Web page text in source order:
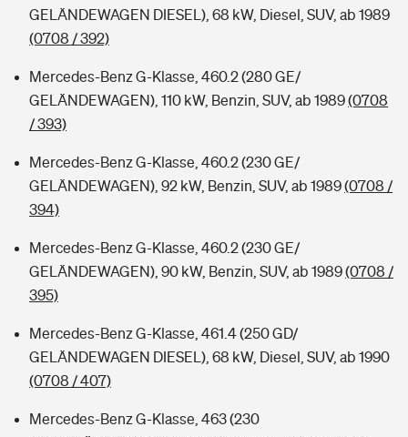
Sie haben Fragen?
GELÄNDEWAGEN DIESEL), 68 kW, Diesel, SUV, ab 1989
(0708 / 392)
Mercedes-Benz G-Klasse, 460.2 (280 GE/
GELÄNDEWAGEN), 110 kW, Benzin, SUV, ab 1989(0708
/ 393)
Mercedes-Benz G-Klasse, 460.2 (230 GE/
GELÄNDEWAGEN), 92 kW, Benzin, SUV, ab 1989(0708 /
394)
Mercedes-Benz G-Klasse, 460.2 (230 GE/
GELÄNDEWAGEN), 90 kW, Benzin, SUV, ab 1989(0708 /
395)
Mercedes-Benz G-Klasse, 461.4 (250 GD/
GELÄNDEWAGEN DIESEL), 68 kW, Diesel, SUV, ab 1990
(0708 / 407)
Mercedes-Benz G-Klasse, 463 (230